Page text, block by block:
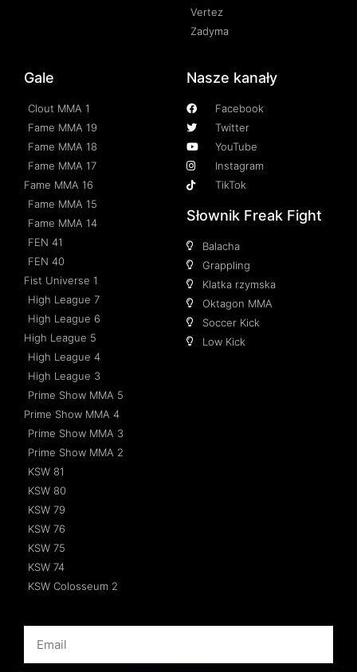
Vertez
Zadyma
Gale
Clout MMA 1
Fame MMA 19
Fame MMA 18
Fame MMA 17
Fame MMA 16
Fame MMA 15
Fame MMA 14
FEN 41
FEN 40
Fist Universe 1
High League 7
High League 6
High League 5
High League 4
High League 3
Prime Show MMA 5
Prime Show MMA 4
Prime Show MMA 3
Prime Show MMA 2
KSW 81
KSW 80
KSW 79
KSW 76
KSW 75
KSW 74
KSW Colosseum 2
Nasze kanały
Facebook
Twitter
YouTube
Instagram
TikTok
Słownik Freak Fight
Balacha
Grappling
Klatka rzymska
Oktagon MMA
Soccer Kick
Low Kick